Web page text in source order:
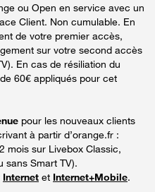
ou Open en service avec un
Client. Non cumulable. En
de votre premier accès,
sur votre second accès
En cas de résiliation du
60€ appliqués pour cet
pour les nouveaux clients
à partir d’orange.fr :
mois sur Livebox Classic,
sans Smart TV).
Internet et Internet+Mobile.